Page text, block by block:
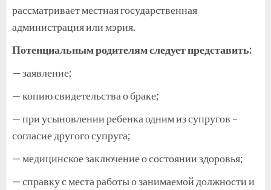
рассматривает местная государственная
администрация или мэрия.
Потенциальным родителям следует представить:
— заявление;
— копию свидетельства о браке;
— при усыновлении ребенка одним из супругов –
согласие другого супруга;
— медицинское заключение о состоянии здоровья;
— справку с места работы о занимаемой должности и